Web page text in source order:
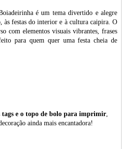
é um tema divertido e alegre
às festas do interior e à cultura caipira. O
com elementos visuais vibrantes, frases
para quem quer uma festa cheia de
tags e o topo de bolo para imprimir,
ainda mais encantadora!